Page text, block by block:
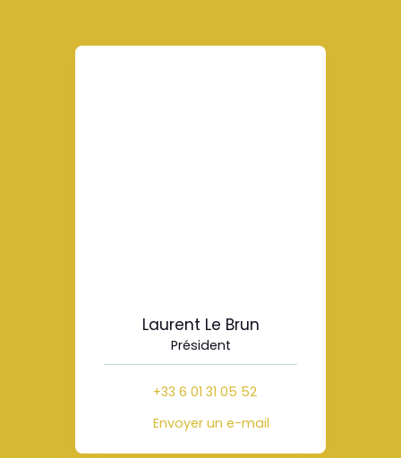
Laurent Le Brun
Président
+33 6 01 31 05 52
Envoyer un e-mail